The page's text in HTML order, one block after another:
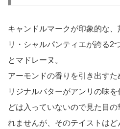
キャンドルマークが印象的な
リ・シャルパンティエが誇る2
とマドレーヌ。
アーモンドの香りを引き出す
リジナルバターがアンリの味
どは入っていないので見た目
れませんが、そのテイストは